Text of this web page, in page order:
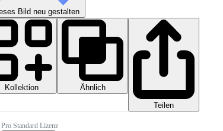
Bild neu gestalten
Kollektion
Ähnlich
Teilen
Pro Standard Lizenz